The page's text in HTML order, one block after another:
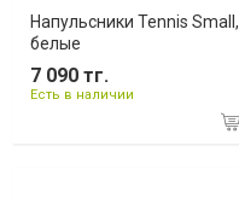
Напульсники Tennis Small,
белые
7 090 тг.
Есть в наличии